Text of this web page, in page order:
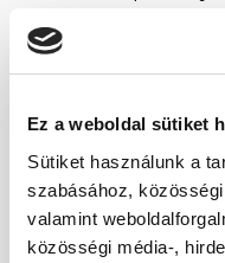
Ez a weboldal sütiket
Sütiket használunk a
szabásához,
valamint
közösségi média-,
kolostor
termesztő
környékén volt.
tömegesen
Ehhez
afűszerpaprika